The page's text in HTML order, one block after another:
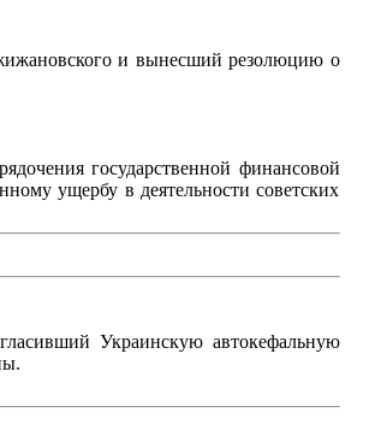
и вынесший резолюцию о
государственной финансовой
ущербу в деятельности советских
Украинскую автокефальную